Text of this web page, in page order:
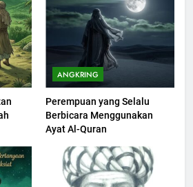
ANGKRING
Perempuan yang Selalu
Berbicara Menggunakan
Ayat Al-Quran
Khutbah Idul Fitri di Rumah
KHUTBAH
Khutbah jumat: Sejarah
Seebagai Pembangkit Jiwa
KHUTBAH